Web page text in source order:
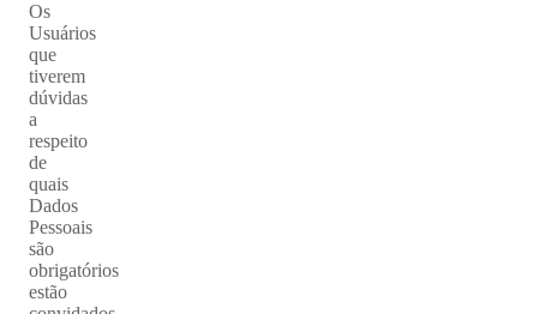
Os
Usuários
que
tiverem
dúvidas
a
respeito
de
quais
Dados
Pessoais
são
obrigatórios
estão